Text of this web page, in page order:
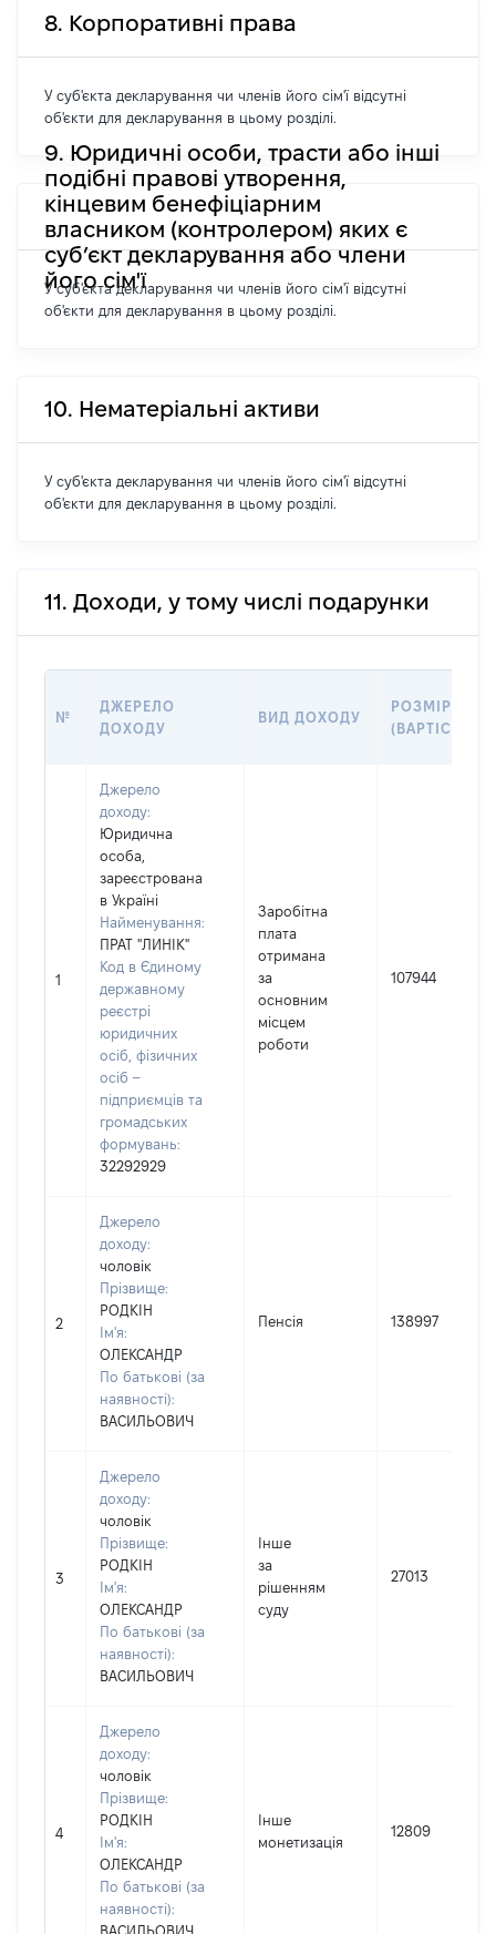
8. Корпоративні права
У суб'єкта декларування чи членів його сім'ї відсутні
об'єкти для декларування в цьому розділі.
9. Юридичні особи, трасти або інші
подібні правові утворення,
кінцевим бенефіціарним
власником (контролером) яких є
суб’єкт декларування або члени
його сім'ї
У суб'єкта декларування чи членів його сім'ї відсутні
об'єкти для декларування в цьому розділі.
10. Нематеріальні активи
У суб'єкта декларування чи членів його сім'ї відсутні
об'єкти для декларування в цьому розділі.
11. Доходи, у тому числі подарунки
№
ДЖЕРЕЛО
ДОХОДУ
ВИД ДОХОДУ
РОЗМІР
(ВАРТІСТЬ)
1
Джерело
доходу:
Юридична
особа,
зареєстрована
в Україні
Найменування:
ПРАТ "ЛИНІК"
Код в Єдиному
державному
реєстрі
юридичних
осіб, фізичних
осіб –
підприємців та
громадських
формувань:
32292929
Заробітна
плата
отримана
за
основним
місцем
роботи
107944
2
Джерело
доходу:
чоловік
Прізвище:
РОДКІН
Ім'я:
ОЛЕКСАНДР
По батькові (за
наявності):
ВАСИЛЬОВИЧ
Пенсія 138997
3
Джерело
доходу:
чоловік
Прізвище:
РОДКІН
Ім'я:
ОЛЕКСАНДР
По батькові (за
наявності):
ВАСИЛЬОВИЧ
Інше
за
рішенням
суду
27013
4
Джерело
доходу:
чоловік
Прізвище:
РОДКІН
Ім'я:
ОЛЕКСАНДР
По батькові (за
наявності):
ВАСИЛЬОВИЧ
Інше
монетизація
12809